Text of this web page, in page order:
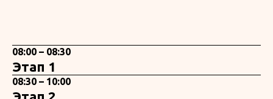
08:00 – 08:30
Этап 1
08:30 – 10:00